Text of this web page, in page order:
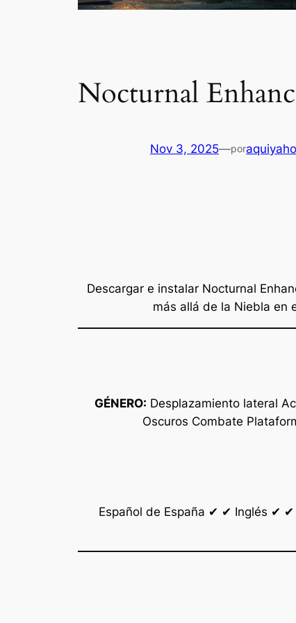
Nocturnal
Nov 3, 2025—por
Descargar e instalar Nocturnal
más allá de la Niebla en
GÉNERO: Desplazamiento lateral
Oscuros Combate
Español de España ✔ ✔ Inglés ✔